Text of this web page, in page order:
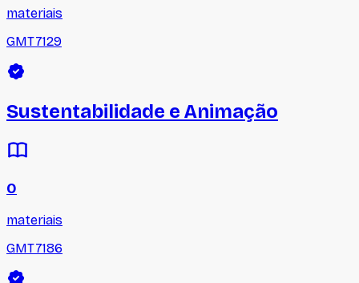
materiais
GMT7129
Sustentabilidade e Animação
0
materiais
GMT7186